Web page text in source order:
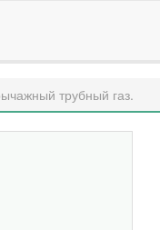
трубный газ.